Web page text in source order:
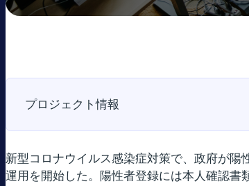
プロジェクト情報
新型コロナウイルス感染症対策で、政府が
運用を開始した。陽性者登録には本人確認書